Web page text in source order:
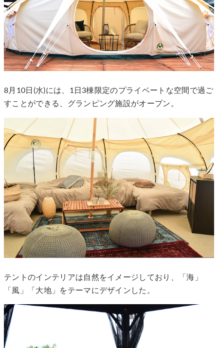
8月10日(水)には、1日3棟限定のプライベートな空間で過ご
すことができる、グランピング施設がオープン。
テントのインテリアは自然をイメージしており、「海」
「風」「大地」をテーマにデザインした。